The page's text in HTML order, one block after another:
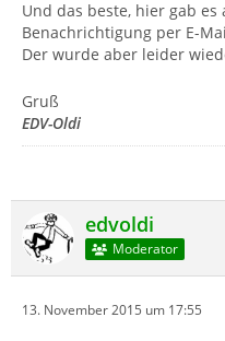
Und das beste, hier gab
Benachrichtigung per E-
Der wurde aber leider
Gruß
EDV-Oldi
edvoldi
Moderator
13. November 2015 um 17:55